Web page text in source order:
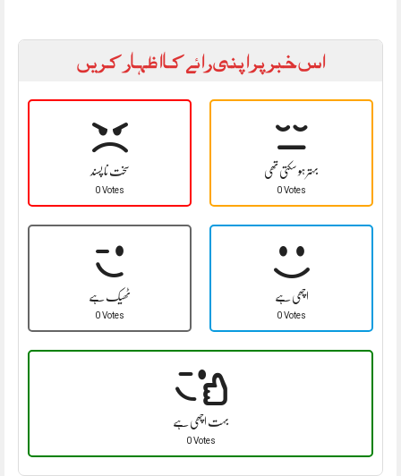
اس خبر پر اپنی رائے کا اظہار کریں
سخت نا پسند
0 Votes
بہتر ہو سکتی تھی
0 Votes
ٹھیک ہے
0 Votes
اچھی ہے
0 Votes
بہت اچھی ہے
0 Votes